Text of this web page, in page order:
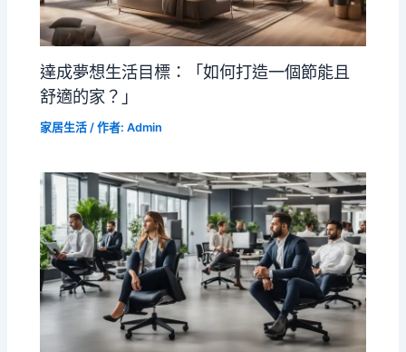
達成夢想生活目標：「如何打造一個節能且
舒適的家？」
家居生活 / 作者:Admin